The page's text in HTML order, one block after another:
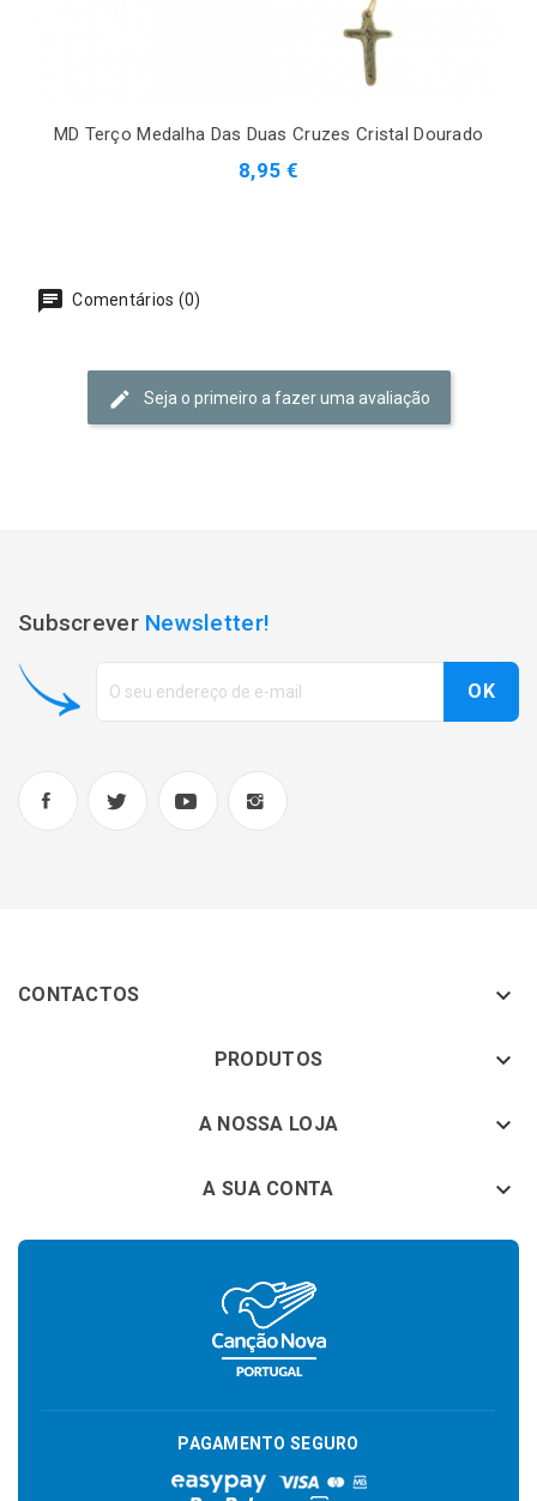
MD Terço Medalha Das Duas Cruzes Cristal Dourado
8,95 €
Comentários (0)
Seja o primeiro a fazer uma avaliação
Subscrever Newsletter!
CONTACTOS 
PRODUTOS keyboard_arrow_down
A NOSSA LOJA keyboard_arrow_down
A SUA CONTA 
PAGAMENTO SEGURO